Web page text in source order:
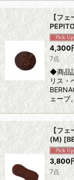
【フェ
4,300
7点
◆商品
リス・
ェー
【フェ
(M) [
3,800
7点